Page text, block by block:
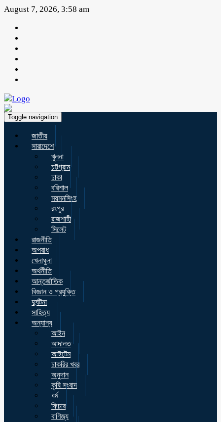
August 7, 2026, 3:58 am
Toggle navigation
জাতীয়
সারাদেশে
খুলনা
চট্টগ্রাম
ঢাকা
বরিশাল
ময়মনসিংহ
রংপুর
রাজশাহী
সিলেট
রাজনীতি
অপরাধ
খেলাধুলা
অর্থনীতি
আন্তর্জাতিক
বিজ্ঞান ও প্রযুক্তি
দুর্ঘটনা
সাহিত্য
অন্যান্য
আইন
আদালত
আইটেম
চাকরির খবর
অনুদান
কৃষি সংবাদ
ধর্ম
ফিচার
বাণিজ্য